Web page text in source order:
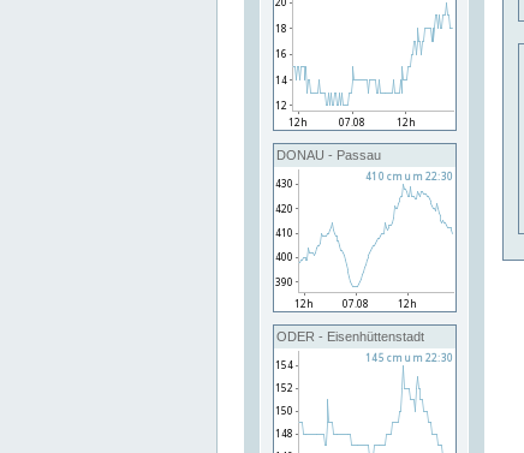
DONAU - Passau
ODER - Eisenhüttenstadt